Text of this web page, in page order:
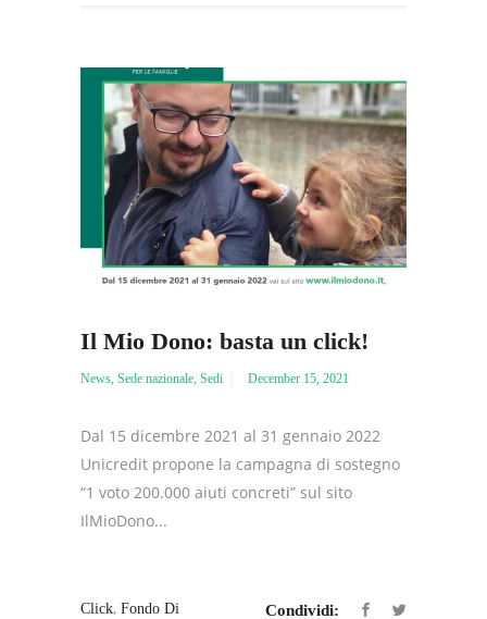
Il Mio Dono: basta un click!
News, Sede nazionale, Sedi December 15, 2021
Dal 15 dicembre 2021 al 31 gennaio 2022
Unicredit propone la campagna di sostegno
“1 voto 200.000 aiuti concreti” sul sito
IlMioDono...
Click, Fondo Di
Condividi: